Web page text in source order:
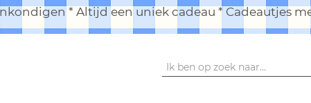
* Altijd een uniek cadeau * Cadeautjes